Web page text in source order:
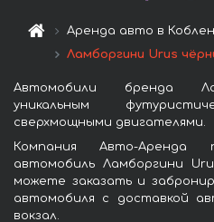
Аренда авто в
Ламборгини Urus
Автомобили бренда
уникальным
сверхмощными двигателями.
Компания Авто-Аренда
автомобиль Ламборгини
можете заказать и
автомобиля с доставкой
вокзал.